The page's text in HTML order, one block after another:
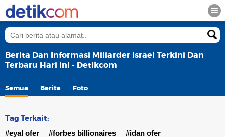
Berita Dan Informasi Miliarder Israel Terkini Dan
Terbaru Hari Ini - Detikcom
Semua Berita Foto
Tag Terkait:
#eyal ofer #forbes billionaires
#idan ofer